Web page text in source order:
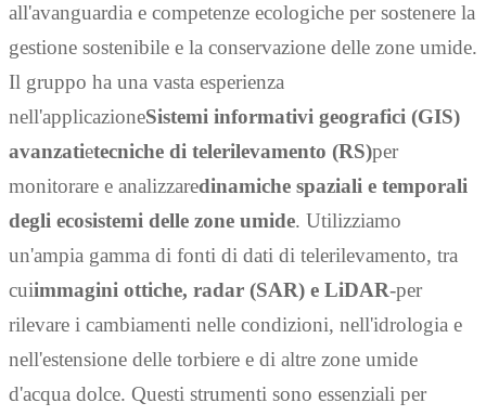
all'avanguardia e competenze ecologiche per sostenere la
gestione sostenibile e la conservazione delle zone umide.
Il gruppo ha una vasta esperienza
nell'applicazioneSistemi informativi geografici (GIS)
avanzatietecniche di telerilevamento (RS)per
monitorare e analizzaredinamiche spaziali e temporali
degli ecosistemi delle zone umide. Utilizziamo
un'ampia gamma di fonti di dati di telerilevamento, tra
cuiimmagini ottiche, radar (SAR) e LiDAR-per
rilevare i cambiamenti nelle condizioni, nell'idrologia e
nell'estensione delle torbiere e di altre zone umide
d'acqua dolce. Questi strumenti sono essenziali per